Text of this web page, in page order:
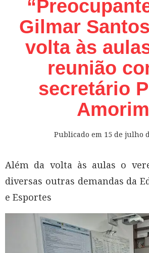
Gilmar
volta às
reunião
secretário
Amorim
Publicado em 15 de julho
Além da volta às aulas o
diversas outras demandas da
e Esportes